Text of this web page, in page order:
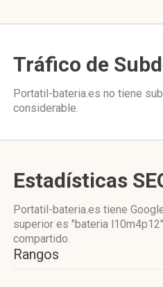
Tráfico de
Portatil-bateria.es no tiene
considerable.
Estadísticas
Portatil-bateria.es tiene
superior es "bateria l10m4p12"
compartido.
Rangos